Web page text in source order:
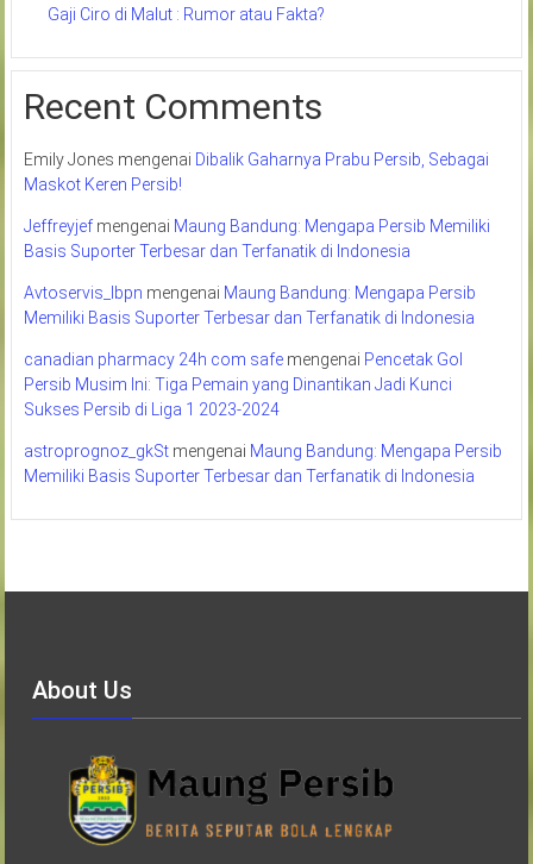
Gaji Ciro di Malut : Rumor atau Fakta?
Recent Comments
Emily Jones mengenai Dibalik Gaharnya Prabu Persib, Sebagai
Maskot Keren Persib!
Jeffreyjefmengenai Maung Bandung: Mengapa Persib Memiliki
Basis Suporter Terbesar dan Terfanatik di Indonesia
Avtoservis_lbpn mengenai Maung Bandung: Mengapa Persib
Memiliki Basis Suporter Terbesar dan Terfanatik di Indonesia
canadian pharmacy 24h com safemengenai Pencetak Gol
Persib Musim Ini: Tiga Pemain yang Dinantikan Jadi Kunci
Sukses Persib di Liga 1 2023-2024
astroprognoz_gkStmengenai Maung Bandung: Mengapa Persib
Memiliki Basis Suporter Terbesar dan Terfanatik di Indonesia
About Us